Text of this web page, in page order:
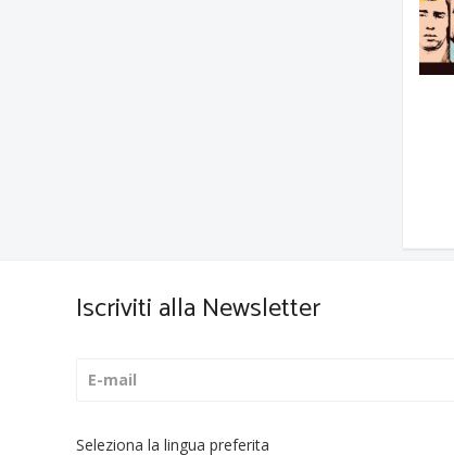
Iscriviti alla Newsletter
Seleziona la lingua preferita